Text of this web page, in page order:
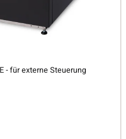
- für externe Steuerung